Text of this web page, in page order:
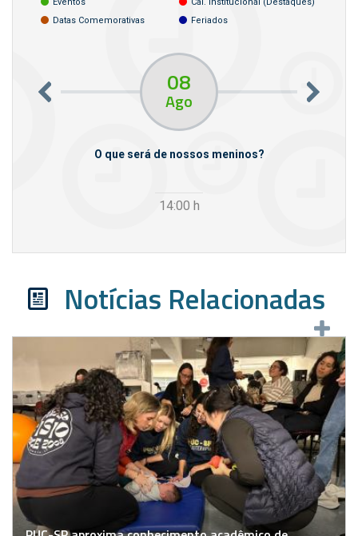
Datas Comemorativas
Feriados
08
Ago
O que será de nossos meninos?
14:00 h
Notícias Relacionadas